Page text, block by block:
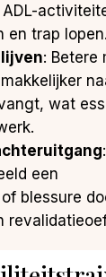
en trap lopen.
: Betere
wat
een
blessure